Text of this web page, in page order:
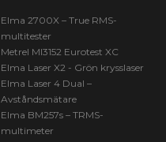
Elma 2700X – True RMS-
multitester
Metrel MI3152 Eurotest XC
Elma Laser X2 - Grön krysslaser
Elma Laser 4 Dual –
Avståndsmätare
Elma BM257s – TRMS-
multimeter